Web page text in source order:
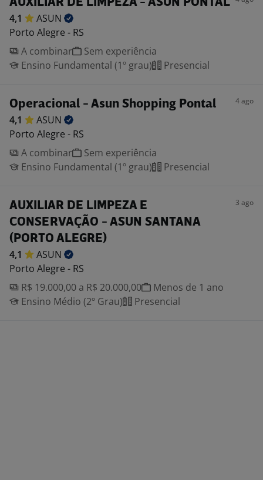
AUXILIAR DE LIMPEZA - ASUN PONTAL
4,1
ASUN
Porto Alegre - RS
A combinar
Sem experiência
Ensino Fundamental (1º grau)
Presencial
Operacional - Asun Shopping Pontal 4 ago
4,1
ASUN
Porto Alegre - RS
A combinar
Sem experiência
Ensino Fundamental (1º grau)
Presencial
AUXILIAR DE LIMPEZA E
CONSERVAÇÃO - ASUN SANTANA
(PORTO ALEGRE)
3 ago
4,1
ASUN
Porto Alegre - RS
R$ 19.000,00 a R$ 20.000,00
Menos de 1 ano
Ensino Médio (2º Grau)
Presencial